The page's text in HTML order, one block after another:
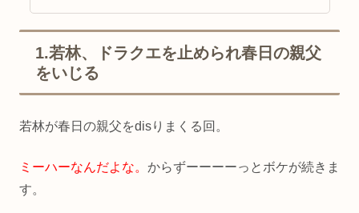
1.若林、ドラクエを止められ春日の親父
をいじる
若林が春日の親父をdisりまくる回。
ミーハーなんだよな。 からずーーーーっとボケが続きま
す。